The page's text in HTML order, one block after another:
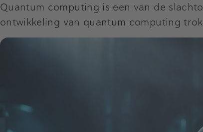
Quantum computing is een van de
ontwikkeling van quantum computing